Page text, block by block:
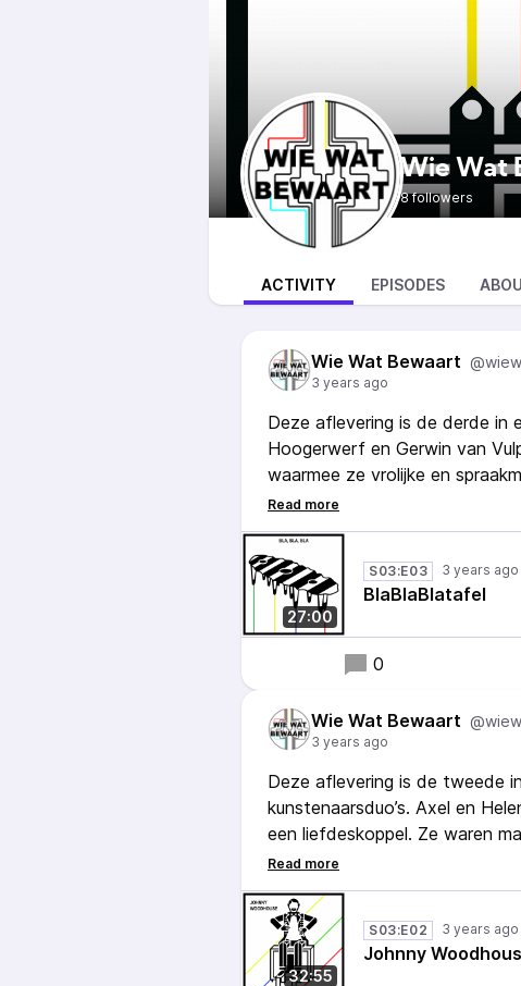
Wie Wat
8 followers
ACTIVITY EPISODES
Wie Wat Bewaart
3 years ago
Deze aflevering is de derde in
Hoogerwerf en Gerwin van
waarmee ze vrolijke en
Een van de objecten die ze
BlaBlaBlaTafel, een grillig
worden, maar niet te lang...
27:00
S03:E03 3 years ago
BlaBlaBlatafel
0
Wie Wat Bewaart
3 years ago
Deze aflevering is de tweede
kunstenaarsduo’s. Axel en
een liefdeskoppel. Ze waren
die tijd onder meer grote
werken is ‘Johnny
32:55
S03:E02 3 years ago
Johnny